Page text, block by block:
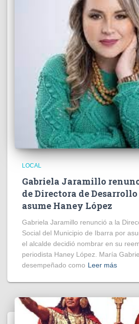
LOCAL
Gabriela Jaramillo
de Directora de
asume Haney López
Gabriela Jaramillo renunció a la
Social del Municipio de Ibarra por
el alcalde decidió nombrar en su
periodista Haney López. María
desempeñado como Leer más